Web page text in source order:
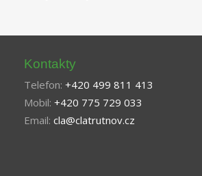
Kontakty
Telefon: +420 499 811 413
Mobil: +420 775 729 033
Email: cla@clatrutnov.cz